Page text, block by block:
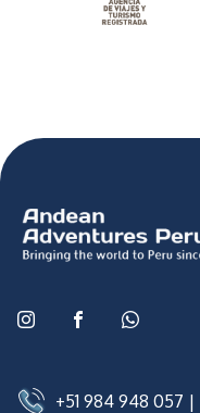
+51 984 948 057 |